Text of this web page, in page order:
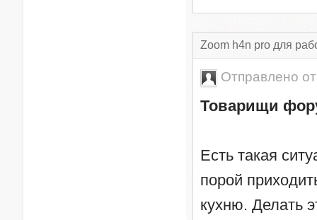
Zoom h4n pro для
Отправлено
Товарищи
Есть такая
порой
кухню. Делать